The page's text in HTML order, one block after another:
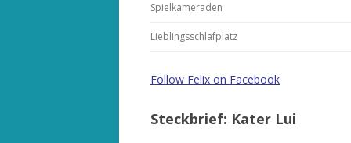
Spielkameraden
Lieblingsschlafplatz
Follow Felix on Facebook
Steckbrief: Kater Lui